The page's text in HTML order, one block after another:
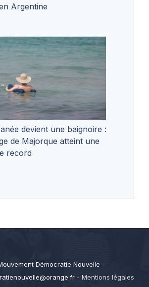
Argentine
devient une baignoire :
de Majorque atteint une
record
Démocratie Nouvelle -
- Mentions légales